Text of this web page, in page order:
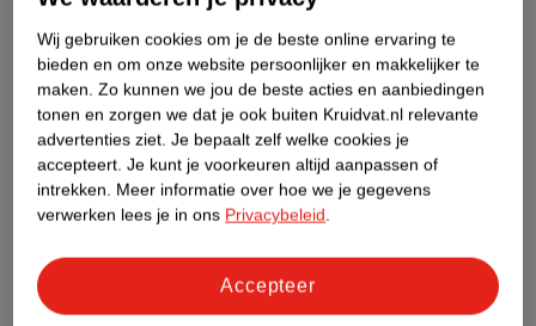
Productinformatie
Etiketinformatie
Nature Impact Score
Impact Score.
Meer informatie
Wij gebruiken cookies om je de beste online ervaring te
bieden en om onze website persoonlijker en makkelijker te
maken. Zo kunnen we jou de beste acties en aanbiedingen
tonen en zorgen we dat je ook buiten Kruidvat.nl relevante
advertenties ziet. Je bepaalt zelf welke cookies je
accepteert. Je kunt je voorkeuren altijd aanpassen of
intrekken. Meer informatie over hoe we je gegevens
verwerken lees je in ons Privacybeleid.
Accepteer